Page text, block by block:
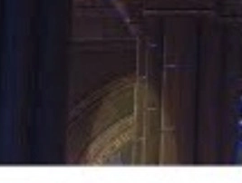
이오프 최고의 빅매치 Falcons vs
명 재회, 전력 비교, 맵 풀, 변수, CS2